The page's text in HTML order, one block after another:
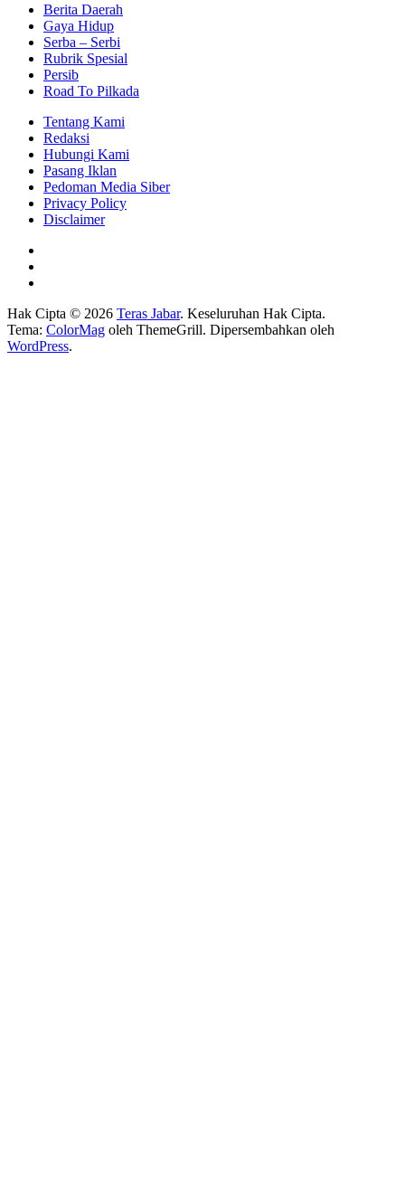
Berita Daerah
Gaya Hidup
Serba – Serbi
Rubrik Spesial
Persib
Road To Pilkada
Tentang Kami
Redaksi
Hubungi Kami
Pasang Iklan
Pedoman Media Siber
Privacy Policy
Disclaimer
Hak Cipta © 2026 Teras Jabar. Keseluruhan Hak Cipta.
Tema: ColorMag oleh ThemeGrill. Dipersembahkan oleh
WordPress.